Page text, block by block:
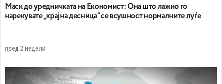
Маск до уредничката на Економист: Она што лажно го
нарекувате „крајна десница“ се всушност нормалните луѓе
пред 2 недели